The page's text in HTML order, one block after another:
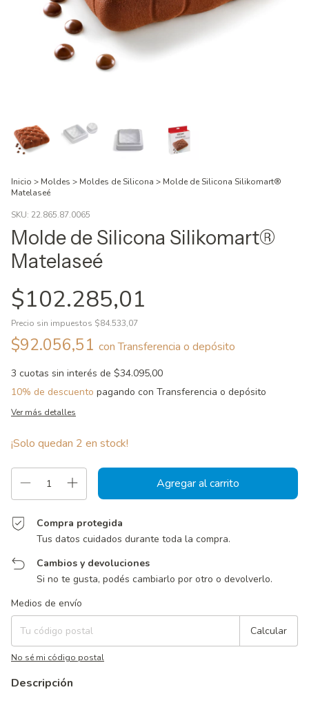
Inicio > Moldes > Moldes de Silicona > Molde de Silicona Silikomart®
Matelaseé
SKU: 22.865.87.0065
Molde de Silicona Silikomart®
Matelaseé
$102.285,01
Precio sin impuestos $84.533,07
$92.056,51 con Transferencia o depósito
3 cuotas sin interés de $34.095,00
10% de descuento pagando con Transferencia o depósito
Ver más detalles
¡Solo quedan 2 en stock!
Compra protegida
Tus datos cuidados durante toda la compra.
Cambios y devoluciones
Si no te gusta, podés cambiarlo por otro o devolverlo.
Entregas para el CP:
Medios de envío
Calcular
No sé mi código postal
Descripción